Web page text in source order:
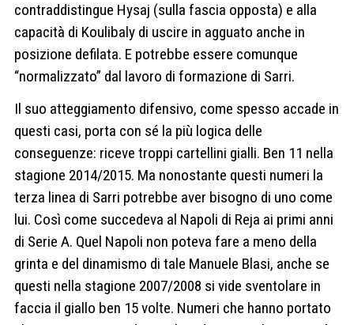
contraddistingue Hysaj (sulla fascia opposta) e alla
capacità di Koulibaly di uscire in agguato anche in
posizione defilata. E potrebbe essere comunque
“normalizzato” dal lavoro di formazione di Sarri.
Il suo atteggiamento difensivo, come spesso accade in
questi casi, porta con sé la più logica delle
conseguenze: riceve troppi cartellini gialli. Ben 11 nella
stagione 2014/2015. Ma nonostante questi numeri la
terza linea di Sarri potrebbe aver bisogno di uno come
lui. Così come succedeva al Napoli di Reja ai primi anni
di Serie A. Quel Napoli non poteva fare a meno della
grinta e del dinamismo di tale Manuele Blasi, anche se
questi nella stagione 2007/2008 si vide sventolare in
faccia il giallo ben 15 volte. Numeri che hanno portato